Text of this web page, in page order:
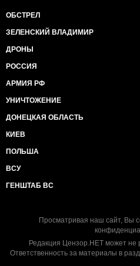
ОБСТРЕЛ
ЗЕЛЕНСКИЙ ВЛАДИМИР
ДРОНЫ
РОССИЯ
АРМИЯ РФ
УНИЧТОЖЕНИЕ
ДОНЕЦКАЯ ОБЛАСТЬ
КИЕВ
ПОЛЬША
ВСУ
ГЕНШТАБ ВС
Просматривая наш сайт, Вы
Редакция Цензор.НЕТ может не
Ответственность за материалы в